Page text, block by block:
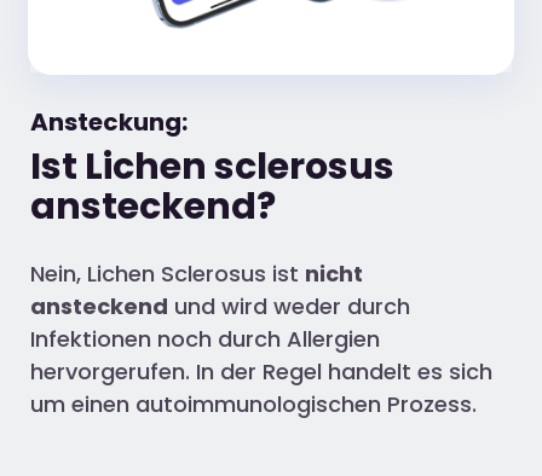
Ansteckung:
Ist Lichen sclerosus
ansteckend?
Nein, Lichen Sclerosus ist nicht
ansteckend und wird weder durch
Infektionen noch durch Allergien
hervorgerufen. In der Regel handelt es sich
um einen autoimmunologischen Prozess.